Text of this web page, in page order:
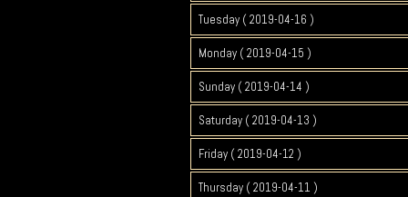
Tuesday ( 2019-04-16 )
Monday ( 2019-04-15 )
Sunday ( 2019-04-14 )
Saturday ( 2019-04-13 )
Friday ( 2019-04-12 )
Thursday ( 2019-04-11 )